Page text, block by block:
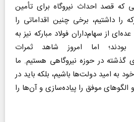
که قصد احداث نیروگاه برای تأمین
را داشتیم، برخی چنین اقداماتی را
از سهام‌داران فولاد مبارکه نیز به
اما امروز شاهد ثمرات
گذشته در حوزه نیروگاهی هستیم. ما
به امید دولت‌ها باشیم، بلکه باید در
موفق را پیاده‌سازی و آن‌ها را